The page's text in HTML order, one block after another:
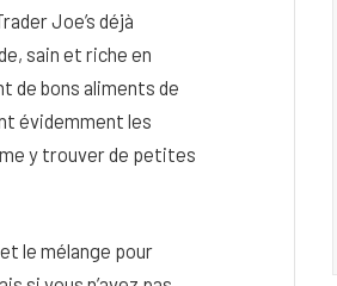
Joe’s déjà
sain et riche en
de bons aliments de
évidemment les
y trouver de petites
le mélange pour